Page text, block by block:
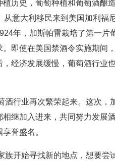
历史，葡萄种植和葡萄酒酿
意大利移民来到美国加利福
年，加斯帕雷栽培了第一
即使在美国禁酒令实施期间
经济发展缓慢，葡萄酒行业
酒行业再次繁荣起来。这次
继加入进来，共同努力发展
誉盛名。
族开始寻找新的地点，想要尝